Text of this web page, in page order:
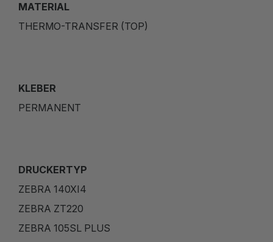
MATERIAL
THERMO-TRANSFER (TOP)
KLEBER
PERMANENT
DRUCKERTYP
ZEBRA 140XI4
ZEBRA ZT220
ZEBRA 105SL PLUS